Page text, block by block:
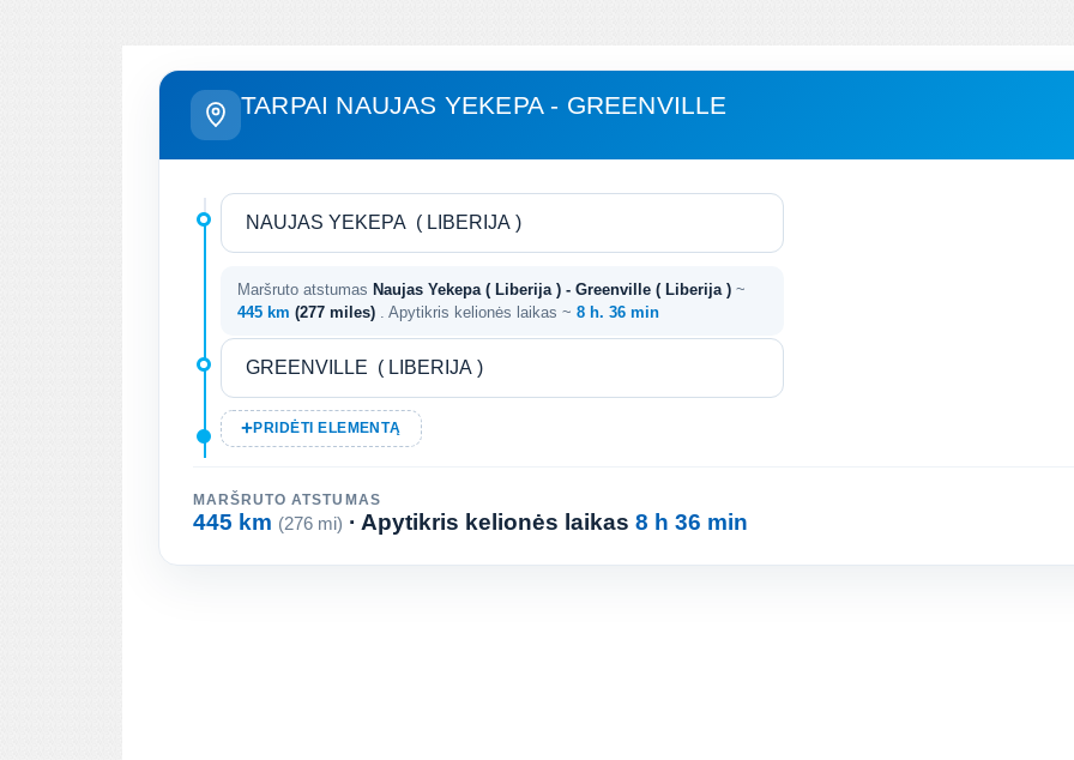
TARPAI NAUJAS YEKEPA - GREENVILLE
Maršruto atstumas Naujas Yekepa ( Liberija ) - Greenville ( Liberija ) ~
445 km (277 miles) . Apytikris kelionės laikas ~ 8 h. 36 min
PRIDĖTI ELEMENTĄ
MARŠRUTO ATSTUMAS
445 km (276 mi) · Apytikris kelionės laikas 8 h 36 min